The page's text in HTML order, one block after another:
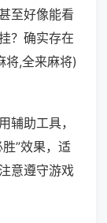
至好像能看
？确实存在
将,全来麻将)
辅助工具，
”效果，适
意遵守游戏